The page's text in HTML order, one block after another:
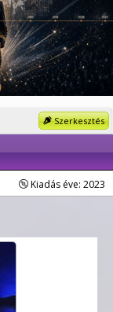
Szerkesztés
Kiadás éve: 2023